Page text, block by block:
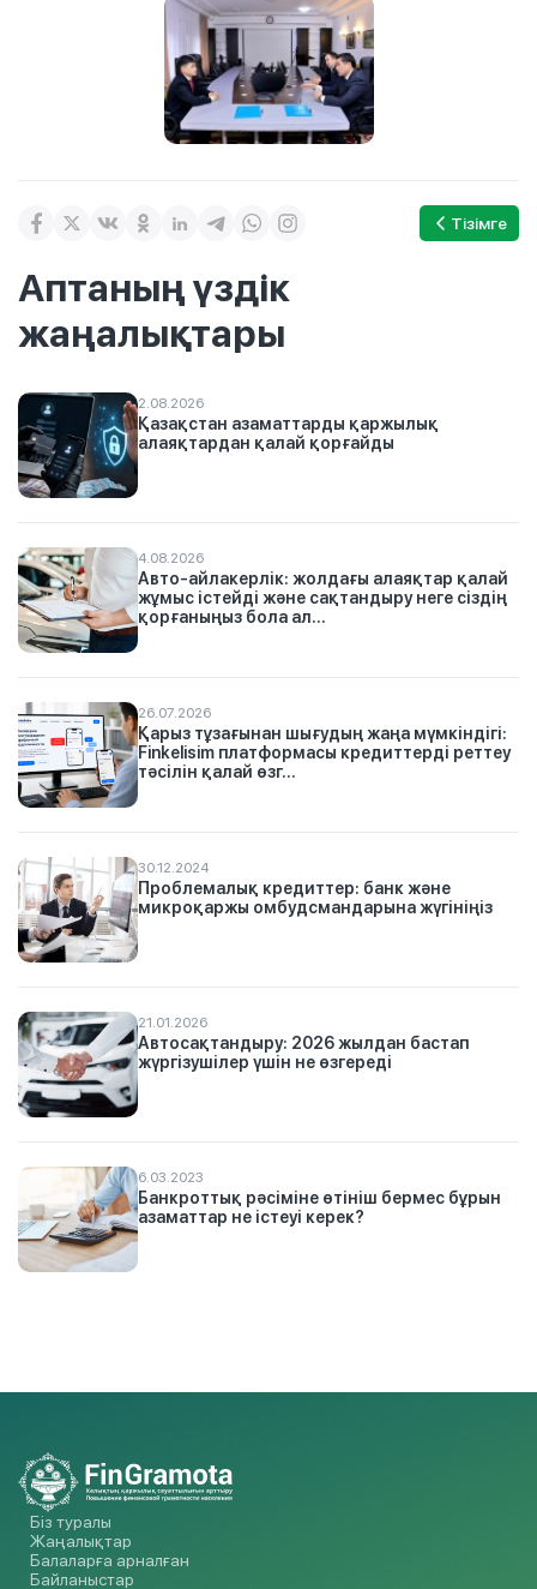
Тізімге
Аптаның үздік
жаңалықтары
2.08.2026
Қазақстан азаматтарды қаржылық
алаяқтардан қалай қорғайды
4.08.2026
Авто-айлакерлік: жолдағы алаяқтар қалай
жұмыс істейді және сақтандыру неге сіздің
қорғаныңыз бола ал...
26.07.2026
Қарыз тұзағынан шығудың жаңа мүмкіндігі:
Finkelisim платформасы кредиттерді реттеу
тәсілін қалай өзг...
30.12.2024
Проблемалық кредиттер: банк және
микроқаржы омбудсмандарына жүгініңіз
21.01.2026
Автосақтандыру: 2026 жылдан бастап
жүргізушілер үшін не өзгереді
6.03.2023
Банкроттық рәсіміне өтініш бермес бұрын
азаматтар не істеуі керек?
Біз туралы
Жаңалықтар
Балаларға арналған
Байланыстар